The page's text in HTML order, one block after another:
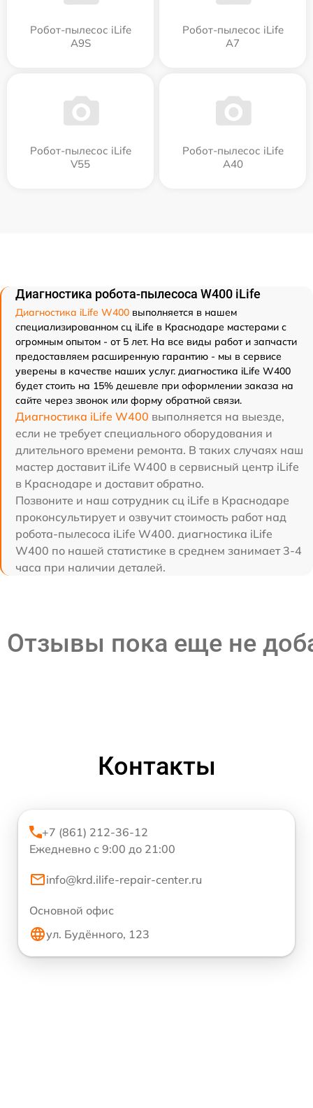
Робот-пылесос iLife
A9S
Робот-пылесос iLife
A7
Робот-пылесос iLife
V55
Робот-пылесос iLife
A40
Диагностика робота-пылесоса W400 iLife
Диагностика iLife W400 выполняется в нашем
специализированном сц iLife в Краснодаре мастерами с
огромным опытом - от 5 лет. На все виды работ и запчасти
предоставляем расширенную гарантию - мы в сервисе
уверены в качестве наших услуг. диагностика iLife W400
будет стоить на 15% дешевле при оформлении заказа на
сайте через звонок или форму обратной связи.
Диагностика iLife W400 выполняется на выезде,
если не требует специального оборудования и
длительного времени ремонта. В таких случаях наш
мастер доставит iLife W400 в сервисный центр iLife
в Краснодаре и доставит обратно.
Позвоните и наш сотрудник сц iLife в Краснодаре
проконсультирует и озвучит стоимость работ над
робота-пылесоса iLife W400. диагностика iLife
W400 по нашей статистике в среднем занимает 3-4
часа при наличии деталей.
Отзывы пока еще не
Контакты
+7 (861) 212-36-12
Ежедневно с 9:00 до 21:00
info@krd.ilife-repair-center.ru
Основной офис
ул. Будённого, 123